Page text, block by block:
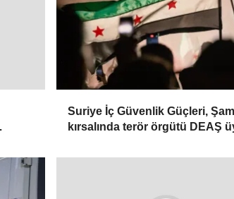
Suriye İç Güvenlik Güçleri, Şam
kırsalında terör örgütü DEAŞ